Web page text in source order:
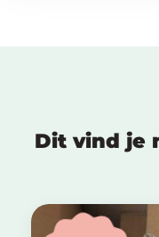
Dit vind je